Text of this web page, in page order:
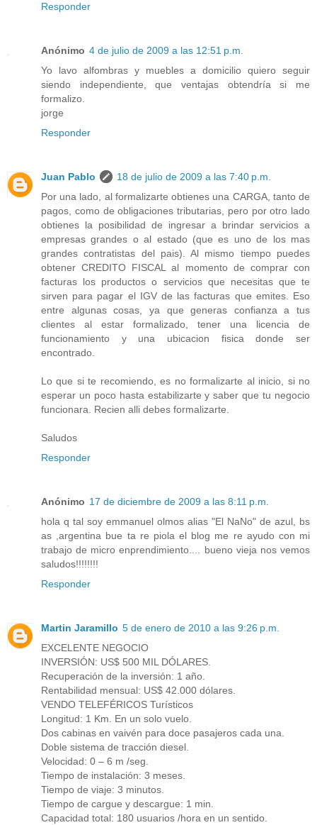
Responder
Anónimo 4 de julio de 2009 a las 12:51 p.m.
Yo lavo alfombras y muebles a domicilio quiero seguir
siendo independiente, que ventajas obtendría si me
formalizo.
jorge
Responder
Juan Pablo
18 de julio de 2009 a las 7:40 p.m.
Por una lado, al formalizarte obtienes una CARGA, tanto de
pagos, como de obligaciones tributarias, pero por otro lado
obtienes la posibilidad de ingresar a brindar servicios a
empresas grandes o al estado (que es uno de los mas
grandes contratistas del pais). Al mismo tiempo puedes
obtener CREDITO FISCAL al momento de comprar con
facturas los productos o servicios que necesitas que te
sirven para pagar el IGV de las facturas que emites. Eso
entre algunas cosas, ya que generas confianza a tus
clientes al estar formalizado, tener una licencia de
funcionamiento y una ubicacion fisica donde ser
encontrado.
Lo que si te recomiendo, es no formalizarte al inicio, si no
esperar un poco hasta estabilizarte y saber que tu negocio
funcionara. Recien alli debes formalizarte.
Saludos
Responder
Anónimo 17 de diciembre de 2009 a las 8:11 p.m.
hola q tal soy emmanuel olmos alias "El NaNo" de azul, bs
as ,argentina bue ta re piola el blog me re ayudo con mi
trabajo de micro enprendimiento.... bueno vieja nos vemos
saludos!!!!!!!!
Responder
Martin Jaramillo 5 de enero de 2010 a las 9:26 p.m.
EXCELENTE NEGOCIO
INVERSIÓN: US$ 500 MIL DÓLARES.
Recuperación de la inversión: 1 año.
Rentabilidad mensual: US$ 42.000 dólares.
VENDO TELEFÉRICOS Turísticos
Longitud: 1 Km. En un solo vuelo.
Dos cabinas en vaivén para doce pasajeros cada una.
Doble sistema de tracción diesel.
Velocidad: 0 – 6 m /seg.
Tiempo de instalación: 3 meses.
Tiempo de viaje: 3 minutos.
Tiempo de cargue y descargue: 1 min.
Capacidad total: 180 usuarios /hora en un sentido.